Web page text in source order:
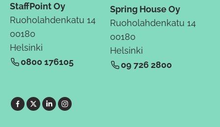
StaffPoint Oy
Ruoholahdenkatu 14
00180
Helsinki
0800 176105
Spring House Oy
Ruoholahdenkatu 14
00180
Helsinki
09 726 2800